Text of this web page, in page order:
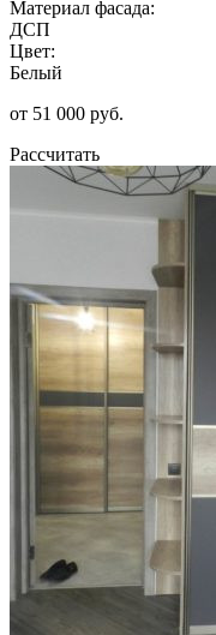
Материал фасада:
ДСП
Цвет:
Белый
от 51 000 руб.
Рассчитать